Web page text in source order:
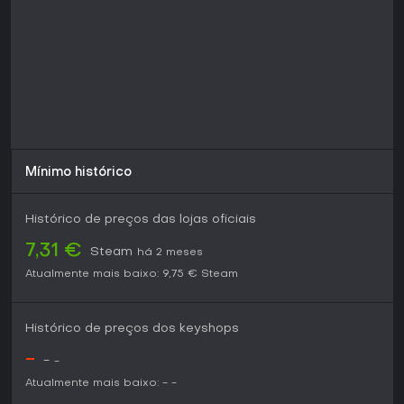
Mínimo histórico
Histórico de preços das lojas oficiais
7,31 € Steam
há 2 meses
Atualmente mais baixo: 9,75 € Steam
Histórico de preços dos keyshops
- - -
Atualmente mais baixo: - -